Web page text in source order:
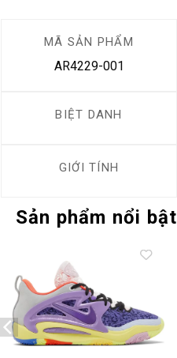
MÃ SẢN PHẨM
AR4229-001
BIỆT DANH
GIỚI TÍNH
Sản phẩm nổi bật
wishlist